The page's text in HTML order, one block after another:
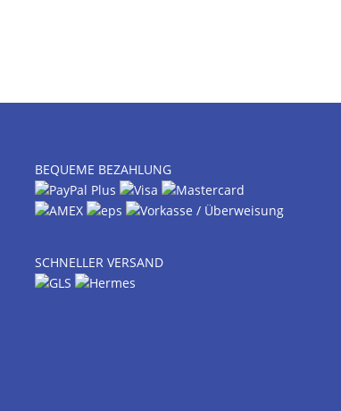
BEQUEME BEZAHLUNG
SCHNELLER VERSAND